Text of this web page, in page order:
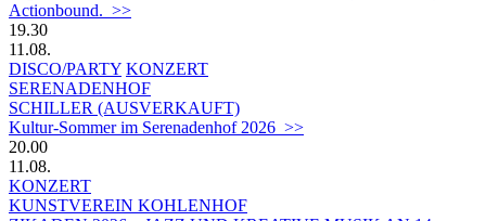
Actionbound. >>
19.30
11.08.
DISCO/PARTY KONZERT
SERENADENHOF
SCHILLER (AUSVERKAUFT)
Kultur-Sommer im Serenadenhof 2026 >>
20.00
11.08.
KONZERT
KUNSTVEREIN KOHLENHOF